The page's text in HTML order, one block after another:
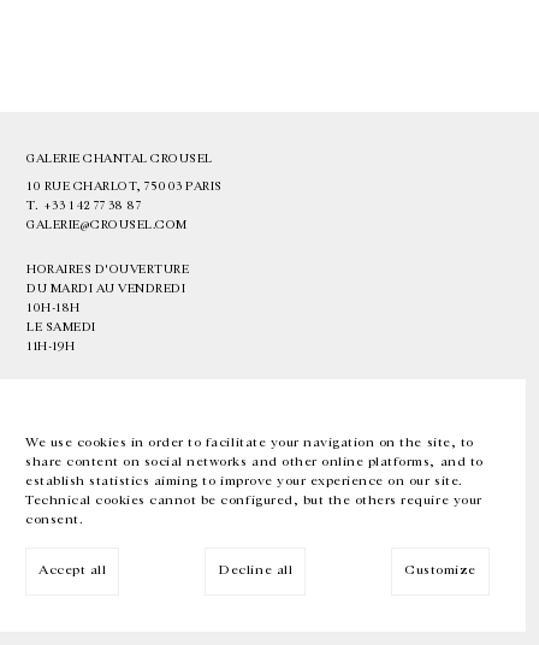
We use cookies in order to facilitate your navigation on the site, to
share content on social networks and other online platforms, and to
establish statistics aiming to improve your experience on our site.
Technical cookies cannot be configured, but the others require your
consent.
Accept all Decline all Customize
GALERIE CHANTAL CROUSEL
10 RUE CHARLOT, 75003 PARIS
T. +33 1 42 77 38 87
GALERIE@CROUSEL.COM
HORAIRES D'OUVERTURE
DU MARDI AU VENDREDI
10H-18H
LE SAMEDI
11H-19H
EN FR 中文 Facebook Instagram
Inscrivez-vous à notre newsletter